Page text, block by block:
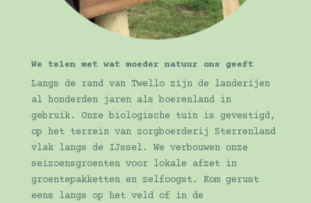
We telen met wat moeder natuur ons geeft
Langs de rand van Twello zijn de landerijen
al honderden jaren als boerenland in
gebruik. Onze biologische tuin is gevestigd,
op het terrein van zorgboerderij Sterrenland
vlak langs de IJssel. We verbouwen onze
seizoensgroenten voor lokale afzet in
groentepakketten en zelfoogst. Kom gerust
eens langs op het veld of in de